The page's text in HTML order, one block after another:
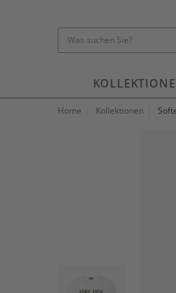
Home Kollektionen